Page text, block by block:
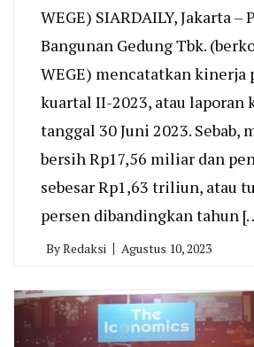
WEGE) SIARDAILY, Jakarta –
Bangunan Gedung Tbk.
WEGE) mencatatkan kinerja
kuartal II-2023, atau laporan
tanggal 30 Juni 2023. Sebab,
bersih Rp17,56 miliar dan
sebesar Rp1,63 triliun, atau
persen dibandingkan tahun
ByRedaksi Agustus 10, 2023